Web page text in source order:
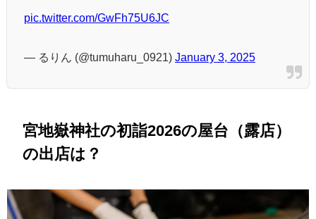
pic.twitter.com/GwFh75U6JC
— るりん (@tumuharu_0921) January 3, 2025
宮地嶽神社の初詣2026の屋台（露店）
の出店は？